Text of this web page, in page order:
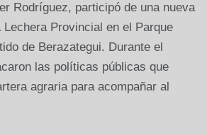
Rodríguez, participó de una nueva
Lechera Provincial en el Parque
de Berazategui. Durante el
las políticas públicas que
agraria para acompañar al